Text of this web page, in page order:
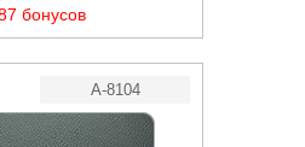
бонусов
A-8104